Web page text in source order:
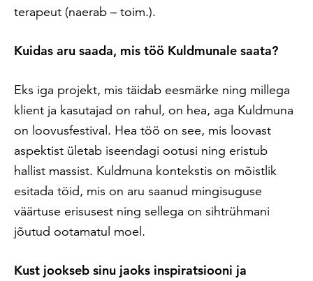
terapeut (naerab – toim.).
Kuidas aru saada, mis töö Kuldmunale saata?
Eks iga projekt, mis täidab eesmärke ning millega
klient ja kasutajad on rahul, on hea, aga Kuldmuna
on loovusfestival. Hea töö on see, mis loovast
aspektist ületab iseendagi ootusi ning eristub
hallist massist. Kuldmuna kontekstis on mõistlik
esitada töid, mis on aru saanud mingisuguse
väärtuse erisusest ning sellega on sihtrühmani
jõutud ootamatul moel.
Kust jookseb sinu jaoks inspiratsiooni ja